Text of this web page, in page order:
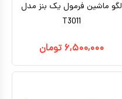
لگو ماشین فرمول یک بنز مدل
T3011
۶,۵۰۰,۰۰۰ تومان